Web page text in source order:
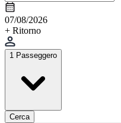
07/08/2026
+ Ritorno
1 Passeggero
Cerca